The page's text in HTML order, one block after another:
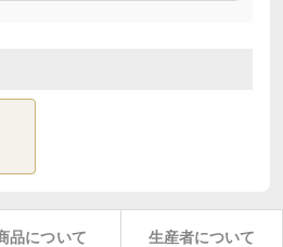
品について 生産者について